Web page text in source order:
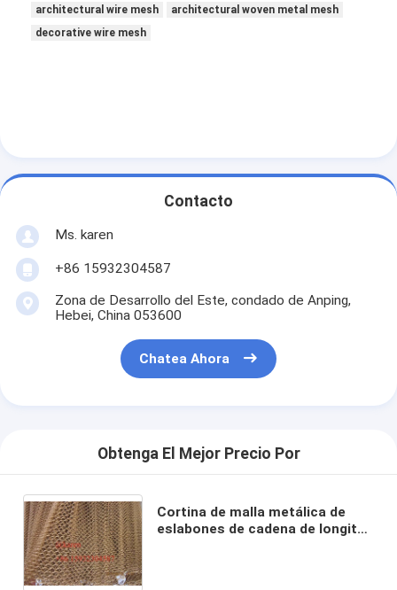
architectural wire mesh
architectural woven metal mesh
decorative wire mesh
Contacto
Ms. karen
+86 15932304587
Zona de Desarrollo del Este, condado de Anping,
Hebei, China 053600
Chatea Ahora
Obtenga El Mejor Precio Por
Cortina de malla metálica de
eslabones de cadena de longitud